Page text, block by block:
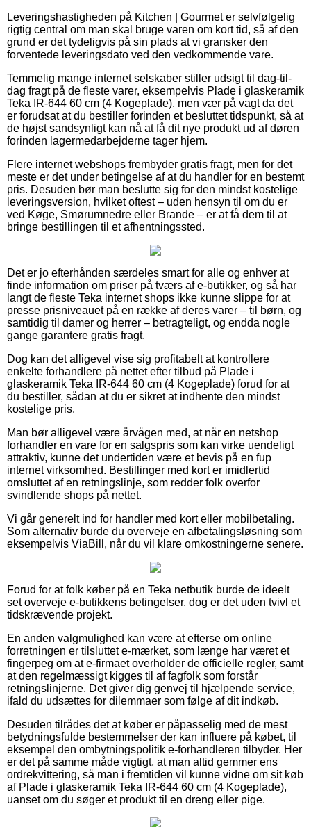
Leveringshastigheden på Kitchen | Gourmet er selvfølgelig
rigtig central om man skal bruge varen om kort tid, så af den
grund er det tydeligvis på sin plads at vi gransker den
forventede leveringsdato ved den vedkommende vare.
Temmelig mange internet selskaber stiller udsigt til dag-til-
dag fragt på de fleste varer, eksempelvis Plade i glaskeramik
Teka IR-644 60 cm (4 Kogeplade), men vær på vagt da det
er forudsat at du bestiller forinden et besluttet tidspunkt, så at
de højst sandsynligt kan nå at få dit nye produkt ud af døren
forinden lagermedarbejderne tager hjem.
Flere internet webshops frembyder gratis fragt, men for det
meste er det under betingelse af at du handler for en bestemt
pris. Desuden bør man beslutte sig for den mindst kostelige
leveringsversion, hvilket oftest – uden hensyn til om du er
ved Køge, Smørumnedre eller Brande – er at få dem til at
bringe bestillingen til et afhentningssted.
Det er jo efterhånden særdeles smart for alle og enhver at
finde information om priser på tværs af e-butikker, og så har
langt de fleste Teka internet shops ikke kunne slippe for at
presse prisniveauet på en række af deres varer – til børn, og
samtidig til damer og herrer – betragteligt, og endda nogle
gange garantere gratis fragt.
Dog kan det alligevel vise sig profitabelt at kontrollere
enkelte forhandlere på nettet efter tilbud på Plade i
glaskeramik Teka IR-644 60 cm (4 Kogeplade) forud for at
du bestiller, sådan at du er sikret at indhente den mindst
kostelige pris.
Man bør alligevel være årvågen med, at når en netshop
forhandler en vare for en salgspris som kan virke uendeligt
attraktiv, kunne det undertiden være et bevis på en fup
internet virksomhed. Bestillinger med kort er imidlertid
omsluttet af en retningslinje, som redder folk overfor
svindlende shops på nettet.
Vi går generelt ind for handler med kort eller mobilbetaling.
Som alternativ burde du overveje en afbetalingsløsning som
eksempelvis ViaBill, når du vil klare omkostningerne senere.
Forud for at folk køber på en Teka netbutik burde de ideelt
set overveje e-butikkens betingelser, dog er det uden tvivl et
tidskrævende projekt.
En anden valgmulighed kan være at efterse om online
forretningen er tilsluttet e-mærket, som længe har været et
fingerpeg om at e-firmaet overholder de officielle regler, samt
at den regelmæssigt kigges til af fagfolk som forstår
retningslinjerne. Det giver dig genvej til hjælpende service,
ifald du udsættes for dilemmaer som følge af dit indkøb.
Desuden tilrådes det at køber er påpasselig med de mest
betydningsfulde bestemmelser der kan influere på købet, til
eksempel den ombytningspolitik e-forhandleren tilbyder. Her
er det på samme måde vigtigt, at man altid gemmer ens
ordrekvittering, så man i fremtiden vil kunne vidne om sit køb
af Plade i glaskeramik Teka IR-644 60 cm (4 Kogeplade),
uanset om du søger et produkt til en dreng eller pige.